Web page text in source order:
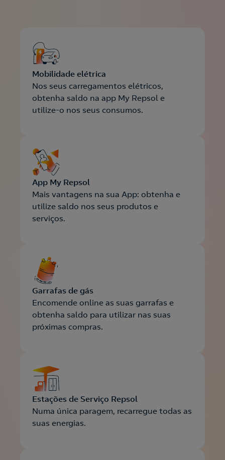
Contacte-nos
Acepto lapolítica de protección de datos.
Nós ligamos!
Mobilidade elétrica
Nos seus carregamentos elétricos,
obtenha saldo na app My Repsol e
utilize-o nos seus consumos.
App My Repsol
Mais vantagens na sua App: obtenha e
utilize saldo nos seus produtos e
serviços.
Garrafas de gás
Encomende online as suas garrafas e
obtenha saldo para utilizar nas suas
próximas compras.
Estações de Serviço Repsol
Numa única paragem, recarregue todas as
suas energias.